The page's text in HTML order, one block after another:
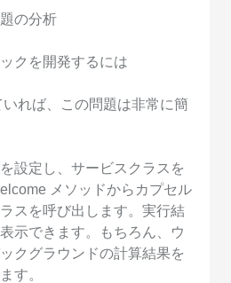
の分析
クを開発するには
れば、この問題は非常に簡
設定し、サービスクラスを
メソッドからカプセル
スを呼び出します。実行結
示できます。もちろん、ウ
クグラウンドの計算結果を
す。